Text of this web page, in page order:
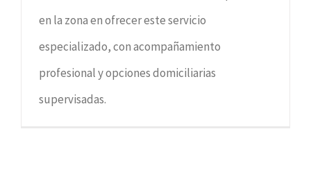
en la zona en ofrecer este servicio
especializado, con acompañamiento
profesional y opciones domiciliarias
supervisadas.